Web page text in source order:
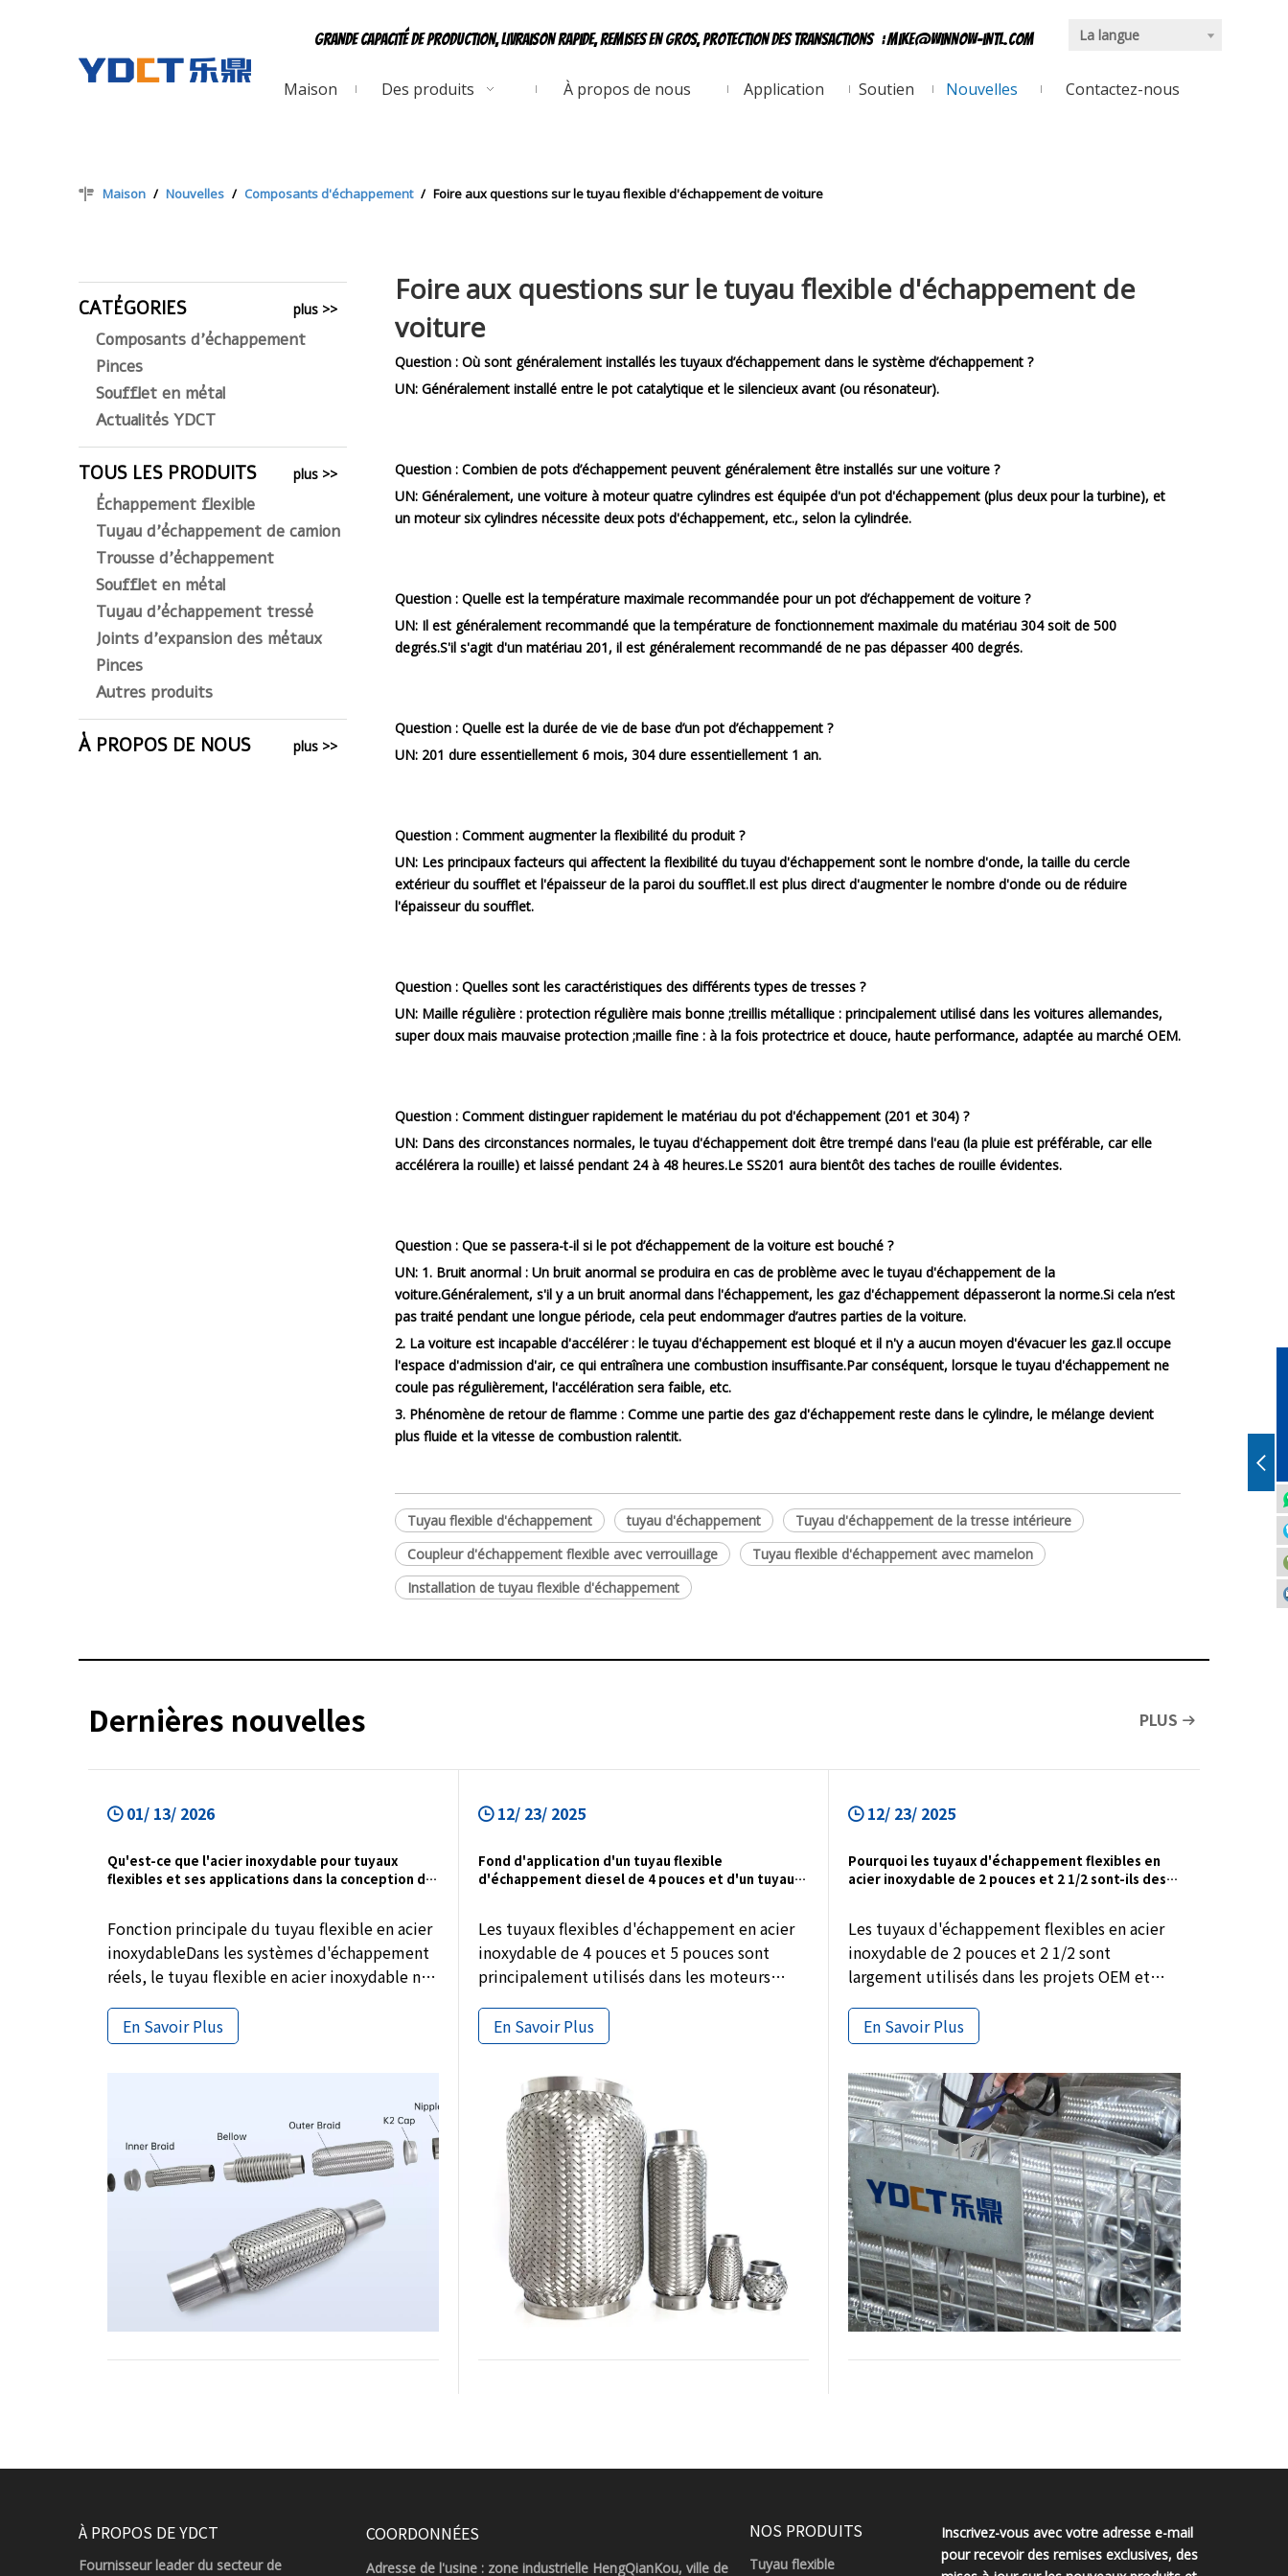
Grande capacité de production, livraison rapide, remises en gros, protection des transactions :mike@winnow-intl.com La langue
Maison Des produits À propos de nous Application Soutien Nouvelles Contactez-nous
Maison / Nouvelles / Composants d'échappement / Foire aux questions sur le tuyau flexible d'échappement de voiture
CATÉGORIES plus >>
Composants d'échappement
Pinces
Soufflet en métal
Actualités YDCT
TOUS LES PRODUITS plus >>
Échappement flexible
Tuyau d'échappement de camion
Trousse d'échappement
Soufflet en métal
Tuyau d'échappement tressé
Joints d'expansion des métaux
Pinces
Autres produits
À PROPOS DE NOUS plus >>
Foire aux questions sur le tuyau flexible d'échappement de
voiture
Question : Où sont généralement installés les tuyaux d’échappement dans le système d’échappement ?
UN: Généralement installé entre le pot catalytique et le silencieux avant (ou résonateur).
Question : Combien de pots d’échappement peuvent généralement être installés sur une voiture ?
UN: Généralement, une voiture à moteur quatre cylindres est équipée d'un pot d'échappement (plus deux pour la turbine), et
un moteur six cylindres nécessite deux pots d'échappement, etc., selon la cylindrée.
Question : Quelle est la température maximale recommandée pour un pot d’échappement de voiture ?
UN: Il est généralement recommandé que la température de fonctionnement maximale du matériau 304 soit de 500
degrés.S'il s'agit d'un matériau 201, il est généralement recommandé de ne pas dépasser 400 degrés.
Question : Quelle est la durée de vie de base d’un pot d’échappement ?
UN: 201 dure essentiellement 6 mois, 304 dure essentiellement 1 an.
Question : Comment augmenter la flexibilité du produit ?
UN: Les principaux facteurs qui affectent la flexibilité du tuyau d'échappement sont le nombre d'onde, la taille du cercle
extérieur du soufflet et l'épaisseur de la paroi du soufflet.Il est plus direct d'augmenter le nombre d'onde ou de réduire
l'épaisseur du soufflet.
Question : Quelles sont les caractéristiques des différents types de tresses ?
UN: Maille régulière : protection régulière mais bonne ;treillis métallique : principalement utilisé dans les voitures allemandes,
super doux mais mauvaise protection ;maille fine : à la fois protectrice et douce, haute performance, adaptée au marché OEM.
Question : Comment distinguer rapidement le matériau du pot d'échappement (201 et 304) ?
UN: Dans des circonstances normales, le tuyau d'échappement doit être trempé dans l'eau (la pluie est préférable, car elle
accélérera la rouille) et laissé pendant 24 à 48 heures.Le SS201 aura bientôt des taches de rouille évidentes.
Question : Que se passera-t-il si le pot d’échappement de la voiture est bouché ?
UN: 1. Bruit anormal : Un bruit anormal se produira en cas de problème avec le tuyau d'échappement de la
voiture.Généralement, s'il y a un bruit anormal dans l'échappement, les gaz d'échappement dépasseront la norme.Si cela n’est
pas traité pendant une longue période, cela peut endommager d’autres parties de la voiture.
2. La voiture est incapable d'accélérer : le tuyau d'échappement est bloqué et il n'y a aucun moyen d'évacuer les gaz.Il occupe
l'espace d'admission d'air, ce qui entraînera une combustion insuffisante.Par conséquent, lorsque le tuyau d'échappement ne
coule pas régulièrement, l'accélération sera faible, etc.
3. Phénomène de retour de flamme : Comme une partie des gaz d'échappement reste dans le cylindre, le mélange devient
plus fluide et la vitesse de combustion ralentit.
Tuyau flexible d'échappement tuyau d'échappement
Tuyau d'échappement de la tresse intérieure
Coupleur d'échappement flexible avec verrouillage
Tuyau flexible d'échappement avec mamelon
Installation de tuyau flexible d'échappement
Dernières nouvelles PLUS
01/ 13/ 2026
Qu'est-ce que l'acier inoxydable pour tuyaux
flexibles et ses applications dans la conception de
Fonction principale du tuyau flexible en acier
inoxydableDans les systèmes d'échappement
réels, le tuyau flexible en acier inoxydable ne
performances d'échappement, mais est
utilisé pour résoudre un problème existant
moteur et le tuyau d'échappement.
En Savoir Plus
12/ 23/ 2025
Fond d'application d'un tuyau flexible
d'échappement diesel de 4 pouces et d'un tuyau
Les tuyaux flexibles d'échappement en acier
inoxydable de 4 pouces et 5 pouces sont
principalement utilisés dans les moteurs
d'échappement à haut débit. Avec une
doublure de verrouillage et un matériau en
acier inoxydable 304, ces tuyaux flexibles
conviennent à l'approvisionnement OEM, aux
projets de remplacement et aux achats en
gros.
En Savoir Plus
12/ 23/ 2025
Pourquoi les tuyaux d'échappement flexibles en
acier inoxydable de 2 pouces et 2 1/2 sont-ils des
Les tuyaux d'échappement flexibles en acier
inoxydable de 2 pouces et 2 1/2 sont
largement utilisés dans les projets OEM et
moteurs à section avant aux véhicules longs à
section médiane, ces tailles standard
garantissent la stabilité de l'installation,
l'absorption des vibrations et des
performances constantes pour la maintenance
et l'approvisionnement à grande échelle.
En Savoir Plus
À PROPOS DE YDCT
Fournisseur leader du secteur de
COORDONNÉES
Adresse de l'usine : zone industrielle HengQianKou, ville de
NOS PRODUITS
Tuyau flexible
Inscrivez-vous avec votre adresse e-mail
pour recevoir des remises exclusives, des